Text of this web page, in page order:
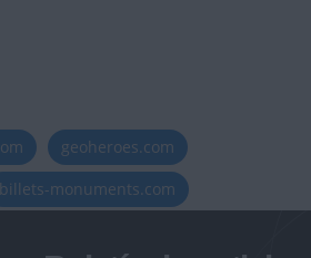
geoheroes.com
billets-monuments.com